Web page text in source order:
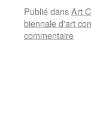
Publié dansArt
biennale d'art
commentaire